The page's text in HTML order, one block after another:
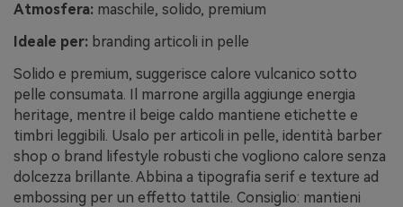
Atmosfera: maschile, solido, premium
Ideale per: branding articoli in pelle
Solido e premium, suggerisce calore vulcanico sotto
pelle consumata. Il marrone argilla aggiunge energia
heritage, mentre il beige caldo mantiene etichette e
timbri leggibili. Usalo per articoli in pelle, identità barber
shop o brand lifestyle robusti che vogliono calore senza
dolcezza brillante. Abbina a tipografia serif e texture ad
embossing per un effetto tattile. Consiglio: mantieni